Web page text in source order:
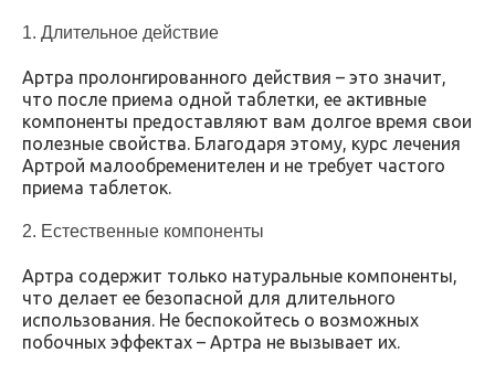
1. Длительное действие
Артра пролонгированного действия – это значит,
что после приема одной таблетки, ее активные
компоненты предоставляют вам долгое время свои
полезные свойства. Благодаря этому, курс лечения
Артрой малообременителен и не требует частого
приема таблеток.
2. Естественные компоненты
Артра содержит только натуральные компоненты,
что делает ее безопасной для длительного
использования. Не беспокойтесь о возможных
побочных эффектах – Артра не вызывает их.